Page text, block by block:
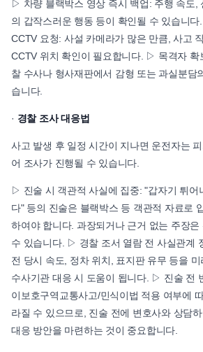
▷ 차량 블랙박스 영상 즉시 백업: 주행 속도,
의 갑작스러운 행동 등이 확인될 수 있습니
CCTV 요청: 사설 카메라가 많은 만큼, 사고
CCTV 위치 확인이 필요합니다. ▷ 목격자 확
찰 수사나 형사재판에서 감형 또는 과실분담
습니다.
· 경찰 조사 대응법
사고 발생 후 일정 시간이 지나면 운전자는
어 조사가 진행될 수 있습니다.
▷ 진술 시 객관적 사실에 집중: "갑자기 튀어
다" 등의 진술은 블랙박스 등 객관적 자료로
하여야 합니다. 과장되거나 근거 없는 주장은
수 있습니다. ▷ 경찰 조서 열람 전 사실관계
전 당시 속도, 정차 위치, 표지판 유무 등을
수사기관 대응 시 도움이 됩니다. ▷ 진술 전
이보호구역교통사고/민식이법 적용 여부에
라질 수 있으므로, 진술 전에 변호사와 상담
대응 방안을 마련하는 것이 중요합니다.